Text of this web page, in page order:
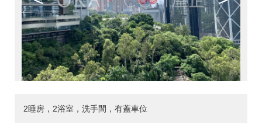
2睡房，2浴室，洗手間，有蓋車位